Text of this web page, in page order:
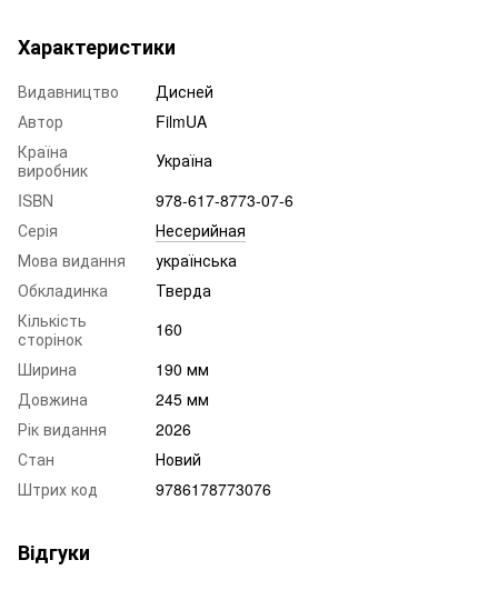
Характеристики
Видавництво
Дисней
Автор
FilmUA
Країна
виробник
Україна
ISBN
978-617-8773-07-6
Серія
Несерийная
Мова видання
українська
Обкладинка
Тверда
Кількість
сторінок
160
Ширина
190 мм
Довжина
245 мм
Рік видання
2026
Стан
Новий
Штрих код
9786178773076
Відгуки